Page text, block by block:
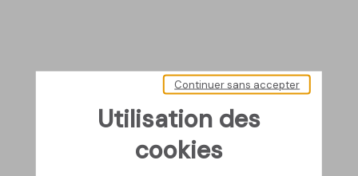
Utilisation des
cookies
Continuer sans accepter